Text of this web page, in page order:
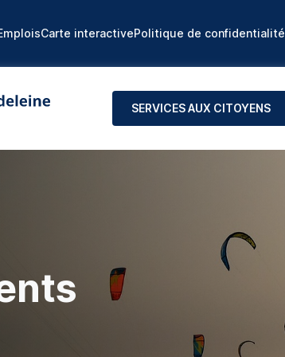
Carte interactivePolitique de confidentialité
SERVICES AUX CITOYENS